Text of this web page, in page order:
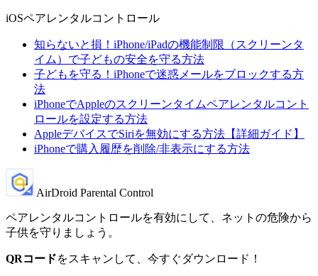
iOSペアレンタルコントロール
知らないと損！iPhone/iPadの機能制限（スクリーンタ
イム）で子どもの安全を守る方法
子どもを守る！iPhoneで迷惑メールをブロックする方
法
iPhoneでAppleのスクリーンタイムペアレンタルコント
ロールを設定する方法
AppleデバイスでSiriを無効にする方法【詳細ガイド】
iPhoneで購入履歴を削除/非表示にする方法
AirDroid Parental Control
ペアレンタルコントロールを有効にして、ネットの危険から
子供を守りましょう。
QRコードをスキャンして、今すぐダウンロード！